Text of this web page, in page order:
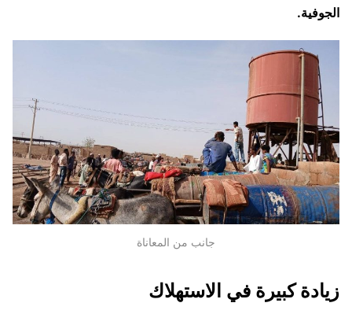
الجوفية.
جانب من المعاناة
زيادة كبيرة في الاستهلاك